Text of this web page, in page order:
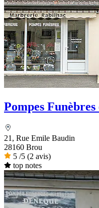
Pompes
21, Rue Emile Baudin
28160 Brou
5 /5 (2 avis)
top notes